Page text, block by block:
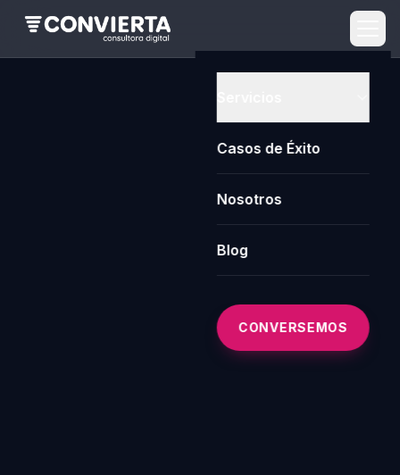
Casos de Éxito
Nosotros
Blog
CONVERSEMOS